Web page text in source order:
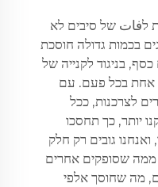
לفات של סיבים לא
בכמות גדולה חוסכת
בניגוד לקנייה של
אחת בכל פעם. עם
לצרכנות, ככל
יותר, כך תחסכו
ואנחנו גובים רק חלק
ממה שסופקים אחרים
מה שחוסך אלפי